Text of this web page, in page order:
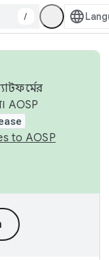
/
AOSP
to AOSP